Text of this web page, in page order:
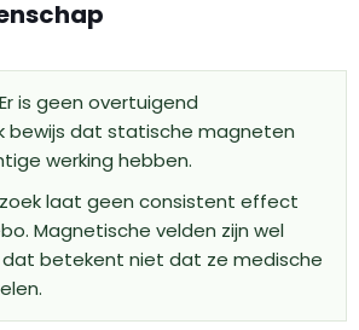
Er is geen overtuigend
bewijs dat statische magneten
werking hebben.
laat geen consistent effect
Magnetische velden zijn wel
betekent niet dat ze medische